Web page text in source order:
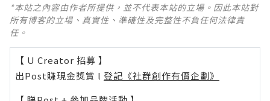
*本站之內容由作者所提供，並不代表本站的立場。因此本站對
所有博客的立場、真實性、準確性及完整性不負任何法律責
任。
【 U Creator 招募 】
出Post賺現金獎賞 l 登記《社群創作有價企劃》